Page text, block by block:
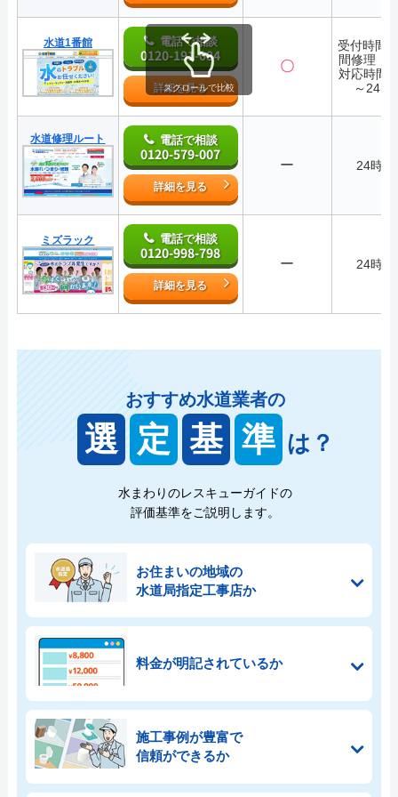
水道1番館 電話で相談
0120-191-084
詳細を見る
〇
受付時間
間修理・
対応時間
～24:00
水道修理ルート 電話で相談
0120-579-007
詳細を見る
ー 24時間
ミズラック 電話で相談
0120-998-798
詳細を見る
ー 24時間
スクロールで比較
おすすめ水道業者の
選 定 基 準 は？
水まわりのレスキューガイドの
評価基準をご説明します。
お住まいの地域の
水道局指定工事店か
料金が明記されているか
施工事例が豊富で
信頼ができるか